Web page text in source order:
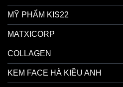
MỸ PHẨM KIS22
MATXICORP
COLLAGEN
KEM FACE HÀ KIỀU ANH